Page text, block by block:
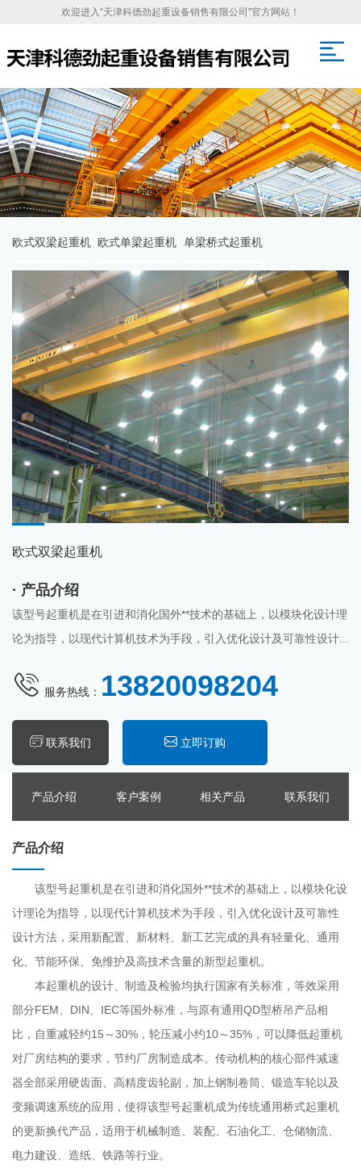
欢迎进入“天津科德劲起重设备销售有限公司”官方网站！
欧式双梁起重机 欧式单梁起重机 单梁桥式起重机
双梁桥式起重机 门式起重机 升降平台/货梯 架桥式起重机
提梁式起重机 电动葫芦 抓斗系列 旋臂吊 洁净起重机
首页>产品中心 欧式双梁起重机
欧式双梁起重机
· 产品介绍
该型号起重机是在引进和消化国外**技术的基础上，以模块化设计理
论为指导，以现代计算机技术为手段，引入优化设计及可靠性设计...
服务热线： 13820098204
联系我们 立即订购
产品介绍 客户案例 相关产品 联系我们
产品介绍
该型号起重机是在引进和消化国外**技术的基础上，以模块化设
计理论为指导，以现代计算机技术为手段，引入优化设计及可靠性
设计方法，采用新配置、新材料、新工艺完成的具有轻量化、通用
化、节能环保、免维护及高技术含量的新型起重机。
本起重机的设计、制造及检验均执行国家有关标准，等效采用
部分FEM、DIN、IEC等国外标准，与原有通用QD型桥吊产品相
比，自重减轻约15～30%，轮压减小约10～35%，可以降低起重机
对厂房结构的要求，节约厂房制造成本。传动机构的核心部件减速
器全部采用硬齿面、高精度齿轮副，加上钢制卷筒、锻造车轮以及
变频调速系统的应用，使得该型号起重机成为传统通用桥式起重机
的更新换代产品，适用于机械制造、装配、石油化工、仓储物流、
电力建设、造纸、铁路等行业。